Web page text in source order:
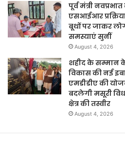
पूर्व मंत्री
एसआईआर
बूथों पर जाकर
समस्याएं सुनीं
August 4, 2026
शहीद के सम्मान
विकास की नई
एमडीडीए की
बदलेगी मसूरी
क्षेत्र की तस्वीर
August 4, 2026